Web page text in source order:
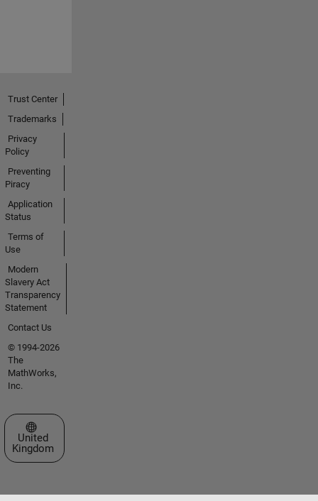
Trust Center
Trademarks
Privacy
Policy
Preventing
Piracy
Application
Status
Terms of
Use
Modern
Slavery Act
Transparency
Statement
Contact Us
© 1994-2026
The
MathWorks,
Inc.
Select a Web Site
United
Kingdom